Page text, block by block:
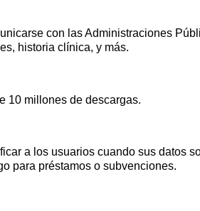
con las Administraciones
historia clínica, y más.
10 millones de descargas.
a los usuarios cuando sus datos
para préstamos o subvenciones.